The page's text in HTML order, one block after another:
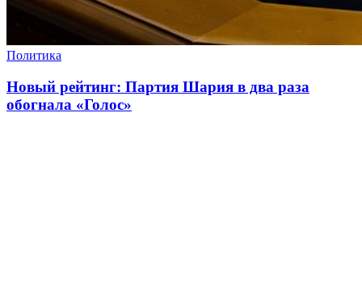
Политика
Новый рейтинг: Партия Шария в два раза
обогнала «Голос»